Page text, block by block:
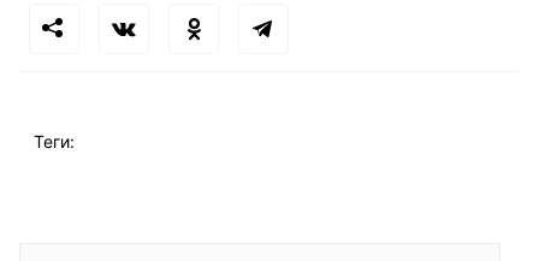
Теги: